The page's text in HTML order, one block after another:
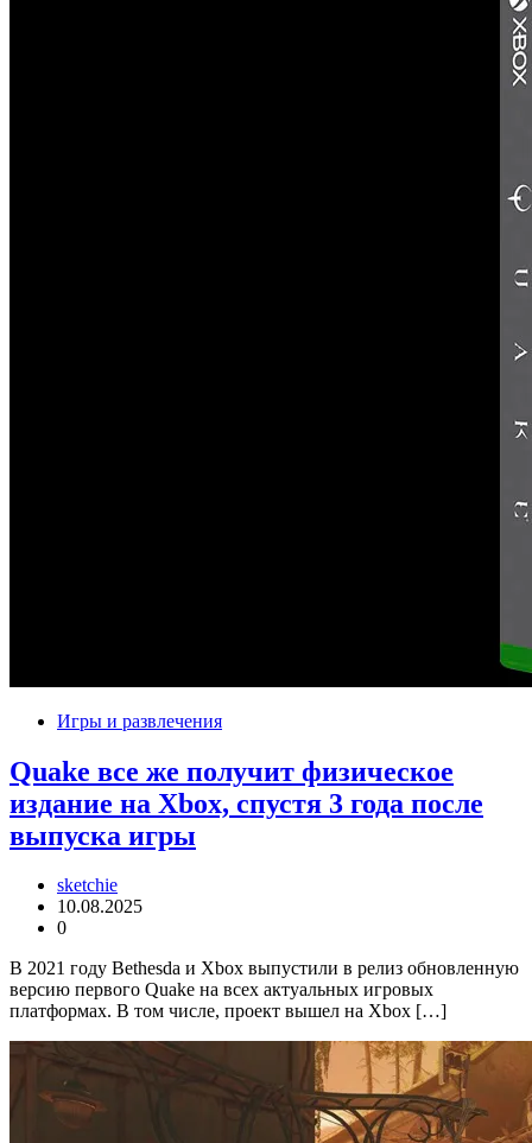
Игры и развлечения
Quake все же получит физическое
издание на Xbox, спустя 3 года после
выпуска игры
sketchie
10.08.2025
0
В 2021 году Bethesda и Xbox выпустили в релиз обновленную
версию первого Quake на всех актуальных игровых
платформах. В том числе, проект вышел на Xbox […]